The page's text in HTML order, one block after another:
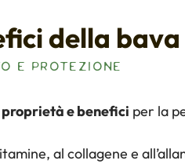
della
E PROTEZIONE
e benefici per la
al collagene e